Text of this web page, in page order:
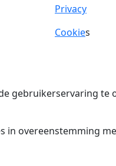
Privacy
Cookies
gebruikerservaring
overeenstemming